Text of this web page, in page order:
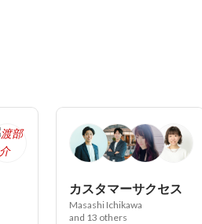
カスタマーサクセス
Masashi Ichikawa
and 13 others